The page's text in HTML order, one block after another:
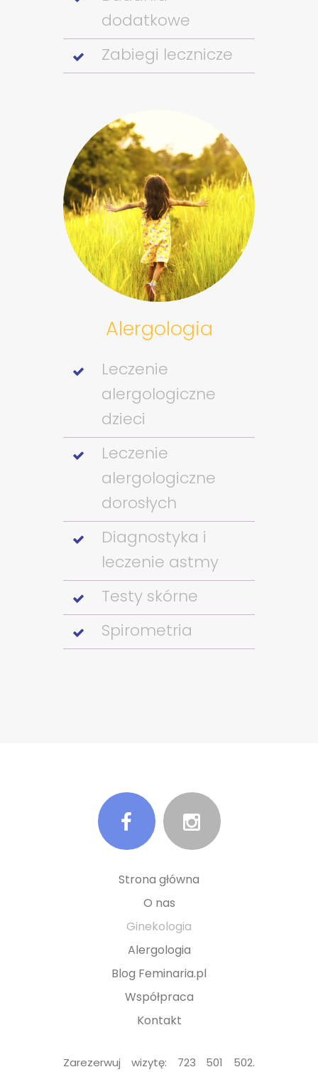
dodatkowe
Zabiegi lecznicze
Alergologia
Leczenie
alergologiczne
dzieci
Leczenie
alergologiczne
dorosłych
Diagnostyka i
leczenie astmy
Testy skórne
Spirometria
Strona główna
O nas
Ginekologia
Alergologia
Blog Feminaria.pl
Współpraca
Kontakt
Zarezerwuj wizytę: 723 501 502.